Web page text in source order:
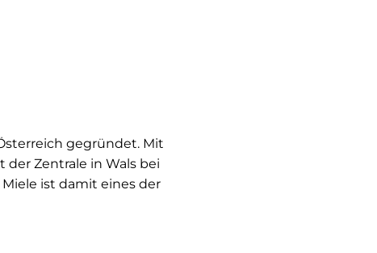
gegründet. Mit
Zentrale in Wals bei
ist damit eines der